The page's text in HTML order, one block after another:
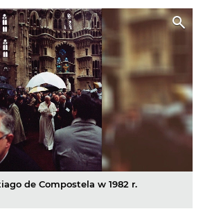
de Compostela w 1982 r.